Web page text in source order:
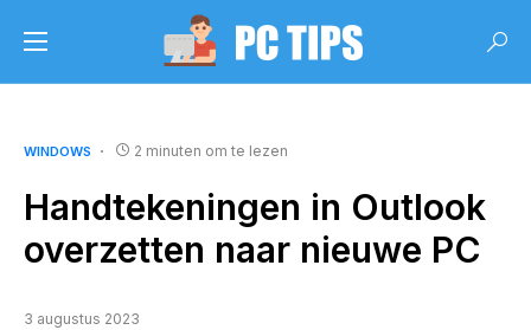
WINDOWS 2 minuten om te lezen
Handtekeningen in Outlook
overzetten naar nieuwe PC
3 augustus 2023